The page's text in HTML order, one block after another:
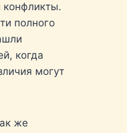
полного
когда
могут
же